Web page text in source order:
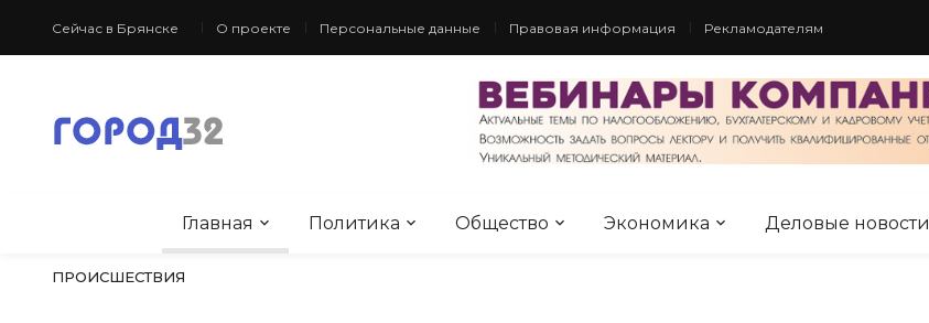
Сейчас в Брянске О проекте Персональные данные Правовая информация Рекламодателям
Главная Политика Общество Экономика Деловые новости
ПРОИСШЕСТВИЯ